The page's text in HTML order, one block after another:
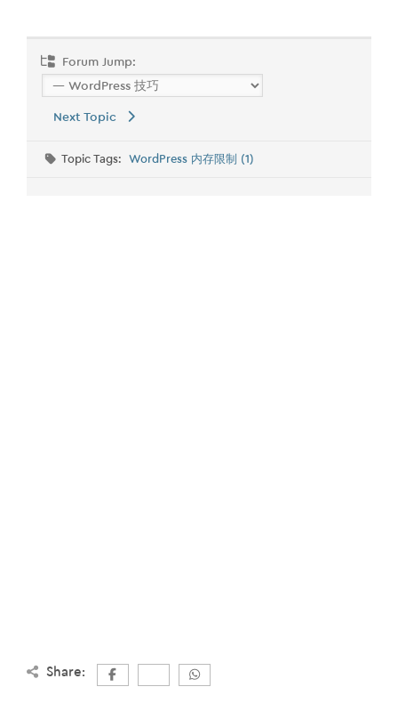
Forum Jump:
Next Topic
Topic Tags:WordPress 内存限制 (1)
Share: